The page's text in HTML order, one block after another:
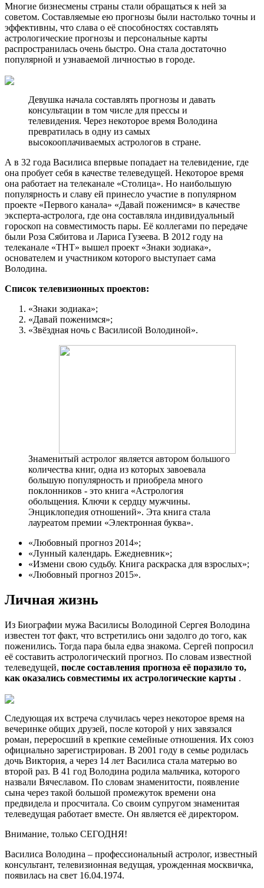
Многие бизнесмены страны стали обращаться к ней за
советом. Составляемые ею прогнозы были настолько точны и
эффективны, что слава о её способностях составлять
астрологические прогнозы и персональные карты
распространилась очень быстро. Она стала достаточно
популярной и узнаваемой личностью в городе.
Девушка начала составлять прогнозы и давать
консультации в том числе для прессы и
телевидения. Через некоторое время Володина
превратилась в одну из самых
высокооплачиваемых астрологов в стране.
А в 32 года Василиса впервые попадает на телевидение, где
она пробует себя в качестве телеведущей. Некоторое время
она работает на телеканале «Столица». Но наибольшую
популярность и славу ей принесло участие в популярном
проекте «Первого канала» «Давай поженимся» в качестве
эксперта-астролога, где она составляла индивидуальный
гороскоп на совместимость пары. Её коллегами по передаче
были Роза Сябитова и Лариса Гузеева. В 2012 году на
телеканале «ТНТ» вышел проект «Знаки зодиака»,
основателем и участником которого выступает сама
Володина.
Список телевизионных проектов:
«Знаки зодиака»;
«Давай поженимся»;
«Звёздная ночь с Василисой Володиной».
Знаменитый астролог является автором большого
количества книг, одна из которых завоевала
большую популярность и приобрела много
поклонников - это книга «Астрология
обольщения. Ключи к сердцу мужчины.
Энциклопедия отношений». Эта книга стала
лауреатом премии «Электронная буква».
«Любовный прогноз 2014»;
«Лунный календарь. Ежедневник»;
«Измени свою судьбу. Книга раскраска для взрослых»;
«Любовный прогноз 2015».
Личная жизнь
Из Биографии мужа Василисы Володиной Сергея Володина
известен тот факт, что встретились они задолго до того, как
поженились. Тогда пара была едва знакома. Сергей попросил
её составить астрологический прогноз. По словам известной
телеведущей, после составления прогноза её поразило то,
как оказались совместимы их астрологические карты .
Следующая их встреча случилась через некоторое время на
вечеринке общих друзей, после которой у них завязался
роман, переросший в крепкие семейные отношения. Их союз
официально зарегистрирован. В 2001 году в семье родилась
дочь Виктория, а через 14 лет Василиса стала матерью во
второй раз. В 41 год Володина родила мальчика, которого
назвали Вячеславом. По словам знаменитости, появление
сына через такой большой промежуток времени она
предвидела и просчитала. Со своим супругом знаменитая
телеведущая работает вместе. Он является её директором.
Внимание, только СЕГОДНЯ!
Василиса Володина – профессиональный астролог, известный
консультант, телевизионная ведущая, урожденная москвичка,
появилась на свет 16.04.1974.